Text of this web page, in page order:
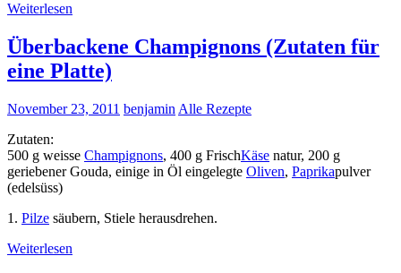
Weiterlesen
Überbackene Champignons (Zutaten für
eine Platte)
November 23, 2011 benjamin Alle Rezepte
Zutaten:
500 g weisse Champignons, 400 g FrischKäse natur, 200 g
geriebener Gouda, einige in Öl eingelegte Oliven, Paprikapulver
(edelsüss)
1. Pilze säubern, Stiele herausdrehen.
Weiterlesen